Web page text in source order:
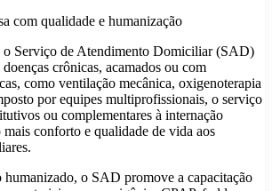
com qualidade e humanização
o Serviço de Atendimento Domiciliar (SAD)
crônicas, acamados ou com
como ventilação mecânica, oxigenoterapia
por equipes multiprofissionais, o serviço
ou complementares à internação
conforto e qualidade de vida aos
o SAD promove a capacitação